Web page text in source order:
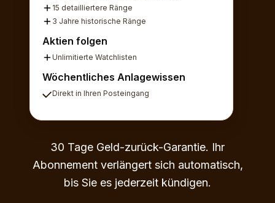
15 detailliertere Ränge
3 Jahre historische Ränge
Aktien folgen
Unlimitierte Watchlisten
Wöchentliches Anlagewissen
Direkt in Ihren Posteingang
30 Tage Geld-zurück-Garantie. Ihr
Abonnement verlängert sich automatisch,
bis Sie es jederzeit kündigen.